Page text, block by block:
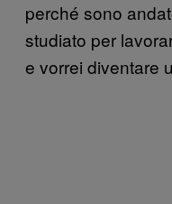
perché sono
studiato per
e vorrei diventare